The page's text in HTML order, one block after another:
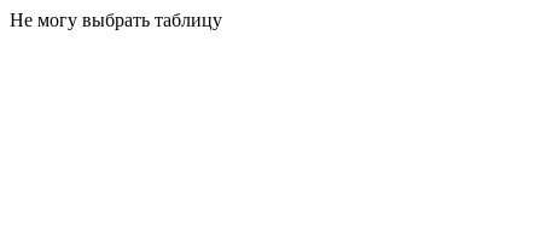
Не могу выбрать таблицу